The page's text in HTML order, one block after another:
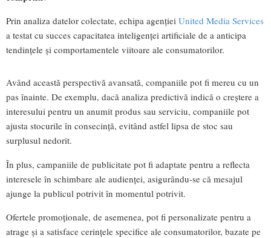
Prin analiza datelor colectate, echipa agenției United Media Services
a testat cu succes capacitatea inteligenței artificiale de a anticipa
tendințele și comportamentele viitoare ale consumatorilor.
Având această perspectivă avansată, companiile pot fi mereu cu un
pas înainte. De exemplu, dacă analiza predictivă indică o creștere a
interesului pentru un anumit produs sau serviciu, companiile pot
ajusta stocurile în consecință, evitând astfel lipsa de stoc sau
surplusul nedorit.
În plus, campaniile de publicitate pot fi adaptate pentru a reflecta
interesele în schimbare ale audienței, asigurându-se că mesajul
ajunge la publicul potrivit în momentul potrivit.
Ofertele promoționale, de asemenea, pot fi personalizate pentru a
atrage și a satisface cerințele specifice ale consumatorilor, bazate pe